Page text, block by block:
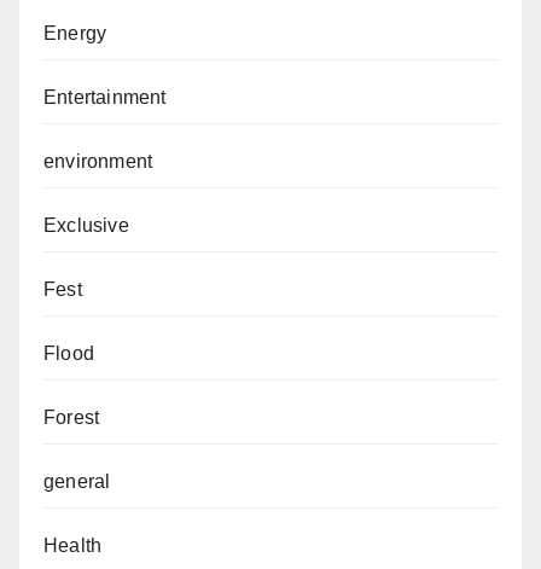
Energy
Entertainment
environment
Exclusive
Fest
Flood
Forest
general
Health